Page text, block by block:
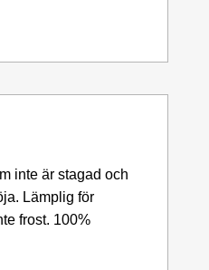
inte är stagad och
Lämplig för
frost. 100%